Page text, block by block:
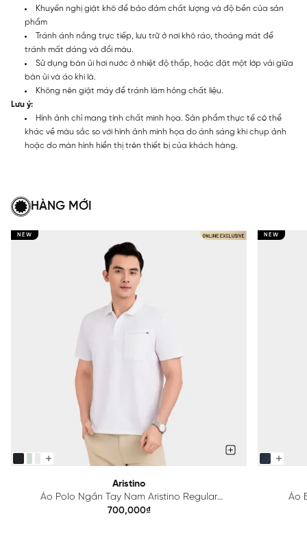
Khuyến nghị giặt khô để bảo đảm chất lượng và độ bền của sản
phẩm
Tránh ánh nắng trực tiếp, lưu trữ ở nơi khô ráo, thoáng mát để
tránh mất dáng và đổi màu.
Sử dụng bàn ủi hơi nước ở nhiệt độ thấp, hoặc đặt một lớp vải giữa
bàn ủi và áo khi là.
Không nên giặt máy để tránh làm hỏng chất liệu.
Lưu ý:
Hình ảnh chỉ mang tính chất minh họa. Sản phẩm thực tế có thể
khác về màu sắc so với hình ảnh minh họa do ánh sáng khi chụp ảnh
hoặc do màn hình hiển thị trên thiết bị của khách hàng.
HÀNG MỚI
NEW
Aristino
Áo Polo Ngắn Tay Nam Aristino Regular
APS615EDP01
700,000₫
NEW
Áo